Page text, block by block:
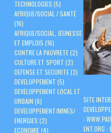
TECHNOLOGIES (5)
AFRIQUE/SOCIAL / SANTÉ
(16)
AFRIQUE/SOCIAL, JEUNESSE
ET EMPLOIS (16)
CONTRE LA PAUVRETE(2)
CULTURE ET SPORT (2)
DEFENSE ET SECURITE(3)
DEVELOPPEMENT (5)
DEVELOPPEMENT LOCAL ET
URBAIN (6)
DEVELOPPEMENT/MINES/
ENERGIES (2)
ECONOMIE(4)
SITE
:
ENT.ORG :